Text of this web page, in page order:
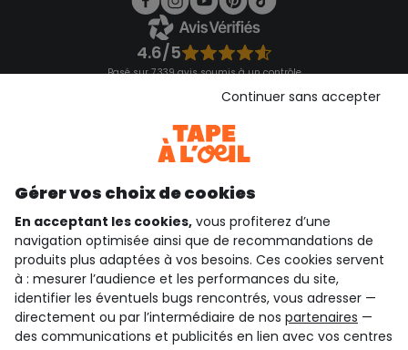
4.6/5
Basé sur 7 339 avis soumis à un contrôle
Consulter les CGU
qui sommes-nous ?
besoin d'aide ?
le club fidélité
Gérer vos choix de cookies
En acceptant les cookies, vous profiterez d’une
navigation optimisée ainsi que de recommandations de
produits plus adaptées à vos besoins. Ces cookies servent
à : mesurer l’audience et les performances du site,
identifier les éventuels bugs rencontrés, vous adresser —
directement ou par l’intermédiaire de nos partenaires —
des communications et publicités en lien avec vos centres
Continuer sans accepter